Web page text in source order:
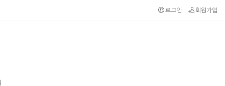
로그인 회원가입